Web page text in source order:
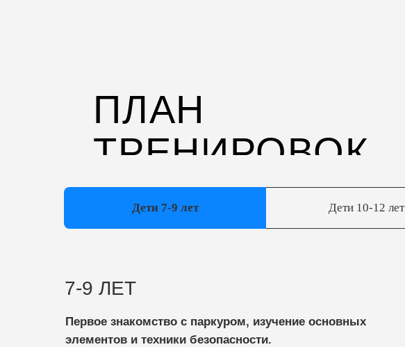
Дети 7-9 лет Дети 10-12 лет
Первое знакомство с паркуром, изучение основных
элементов и техники безопасности.
7-9 ЛЕТ